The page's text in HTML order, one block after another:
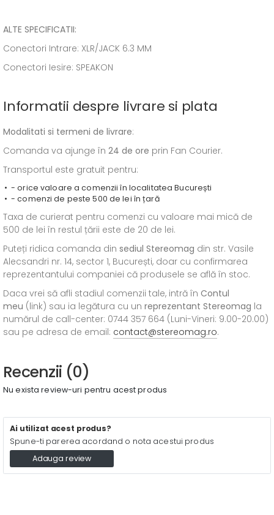
ALTE SPECIFICATII:
Conectori Intrare: XLR/JACK 6.3 MM
Conectori Iesire: SPEAKON
Informatii despre livrare si plata
Modalitati si termeni de livrare:
Comanda va ajunge în 24 de ore prin Fan Courier.
Transportul este gratuit pentru:
- orice valoare a comenzii în localitatea București
- comenzi de peste 500 de lei în țară
Taxa de curierat pentru comenzi cu valoare mai mică de
500 de lei în restul țării este de 20 de lei.
Puteți ridica comanda din sediul Stereomag din str. Vasile
Alecsandri nr. 14, sector 1, București, doar cu confirmarea
reprezentantului companiei că produsele se află în stoc.
Daca vrei să afli stadiul comenzii tale, intră în Contul
meu (link) sau ia legătura cu un reprezentant Stereomag la
numărul de call-center: 0744 357 664 (Luni-Vineri: 9.00-20.00)
sau pe adresa de email: contact@stereomag.ro.
Recenzii (0)
Nu exista review-uri pentru acest produs
Ai utilizat acest produs?
Spune-ti parerea acordand o nota acestui produs
Adauga review